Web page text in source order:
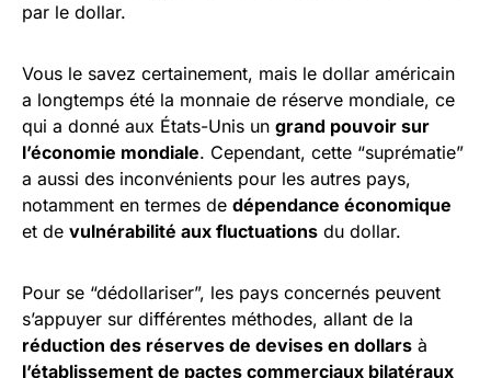
par le dollar.
Vous le savez certainement, mais le dollar américain
a longtemps été la monnaie de réserve mondiale, ce
qui a donné aux États-Unis un grand pouvoir sur
l’économie mondiale. Cependant, cette “suprématie”
a aussi des inconvénients pour les autres pays,
notamment en termes de dépendance économique
et de vulnérabilité aux fluctuations du dollar.
Pour se “dédollariser”, les pays concernés peuvent
s’appuyer sur différentes méthodes, allant de la
réduction des réserves de devises en dollars à
l’établissement de pactes commerciaux bilatéraux